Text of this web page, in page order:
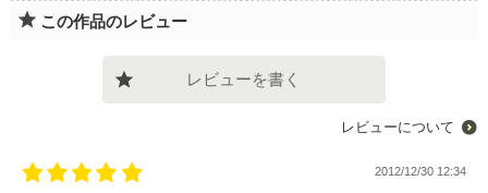
この作品のレビュー
レビューを書く
レビューについて
2012/12/30 12:34